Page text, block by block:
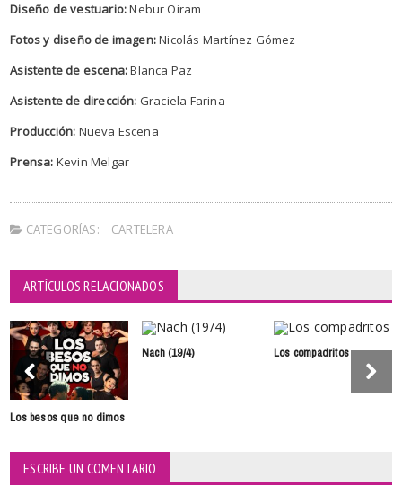
Diseño de vestuario:Nebur Oiram
Fotos y diseño de imagen:Nicolás Martínez Gómez
Asistente de escena:Blanca Paz
Asistente de dirección: Graciela Farina
Producción: Nueva Escena
Prensa: Kevin Melgar
CATEGORÍAS: CARTELERA
ARTÍCULOS RELACIONADOS
Los besos que no dimos
Nach (19/4) Los compadritos
ESCRIBE UN COMENTARIO